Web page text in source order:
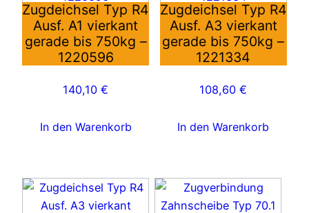
Zugdeichsel Typ R4
Ausf. A1 vierkant
gerade bis 750kg –
1220596
140,10€
In den Warenkorb
Zugdeichsel Typ R4
Ausf. A3 vierkant
gerade bis 750kg –
1221334
108,60€
In den Warenkorb